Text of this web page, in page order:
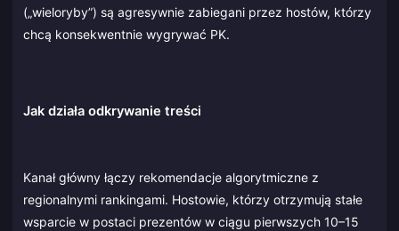
(„wieloryby”) są agresywnie zabiegani przez hostów, którzy
chcą konsekwentnie wygrywać PK.
Jak działa odkrywanie treści
Kanał główny łączy rekomendacje algorytmiczne z
regionalnymi rankingami. Hostowie, którzy otrzymują stałe
wsparcie w postaci prezentów w ciągu pierwszych 10–15